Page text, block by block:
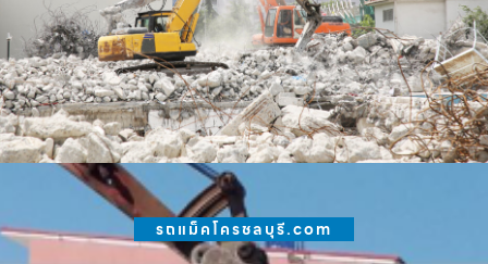
รถแม็คโครชลบุรี.com